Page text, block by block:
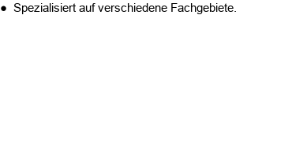
● Spezialisiert auf verschiedene Fachgebiete.